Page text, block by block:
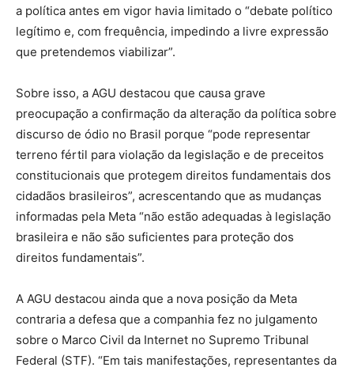
a política antes em vigor havia limitado o “debate político
legítimo e, com frequência, impedindo a livre expressão
que pretendemos viabilizar”.
Sobre isso, a AGU destacou que causa grave
preocupação a confirmação da alteração da política sobre
discurso de ódio no Brasil porque “pode representar
terreno fértil para violação da legislação e de preceitos
constitucionais que protegem direitos fundamentais dos
cidadãos brasileiros”, acrescentando que as mudanças
informadas pela Meta “não estão adequadas à legislação
brasileira e não são suficientes para proteção dos
direitos fundamentais”.
A AGU destacou ainda que a nova posição da Meta
contraria a defesa que a companhia fez no julgamento
sobre o Marco Civil da Internet no Supremo Tribunal
Federal (STF). “Em tais manifestações, representantes da